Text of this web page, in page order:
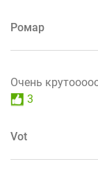
Ромар
Очень
3
Vot